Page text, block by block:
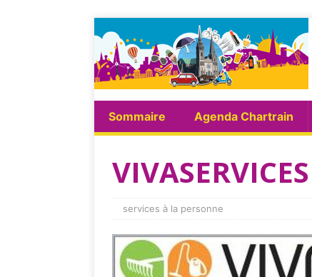
Sommaire Agenda Chartrain
VIVASERVICES
services à la personne